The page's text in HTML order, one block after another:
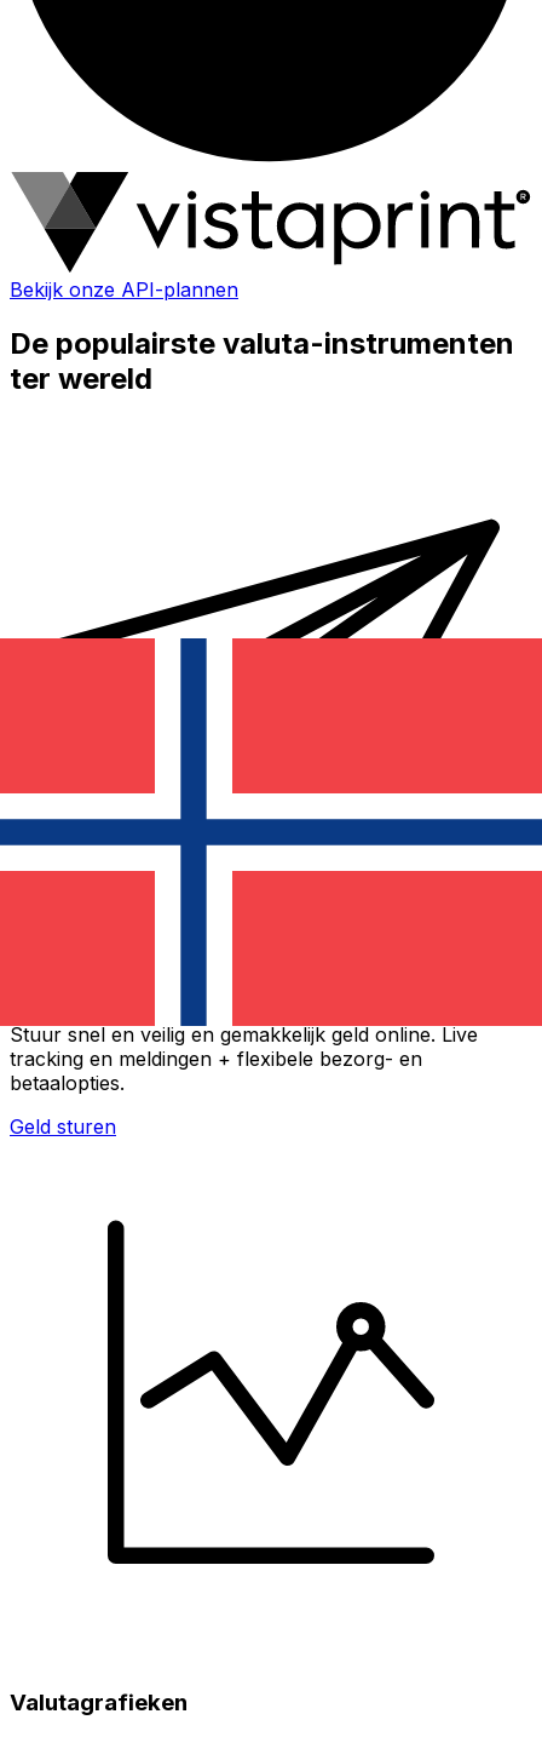
Bekijk onze API-plannen
De populairste valuta-instrumenten
ter wereld
Stuur snel en veilig en gemakkelijk geld online. Live
tracking en meldingen + flexibele bezorg- en
betaalopties.
Geld sturen
Valutagrafieken